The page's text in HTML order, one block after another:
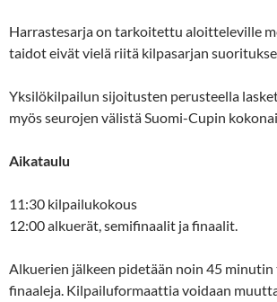
Harrastesarja on tarkoitettu aloitteleville
taidot eivät vielä riitä kilpasarjan
Yksilökilpailun sijoitusten perusteella
myös seurojen välistä Suomi-Cupin
Aikataulu
11:30 kilpailukokous
12:00 alkuerät, semifinaalit ja finaalit.
Alkuerien jälkeen pidetään noin 45 minutin
finaaleja. Kilpailuformaattia voidaan